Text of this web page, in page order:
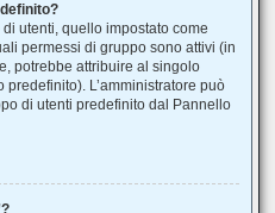
utenti, quello impostato come
permessi di gruppo sono attivi (in
potrebbe attribuire al singolo
L’amministratore può
di utenti predefinito dal Pannello